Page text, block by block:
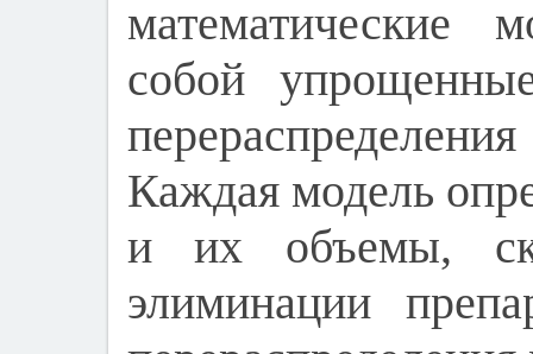
математические
собой
Каждая модель
и их объемы,
элиминации